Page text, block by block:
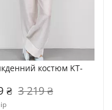
костюм KT-
₴ 3 219 ₴